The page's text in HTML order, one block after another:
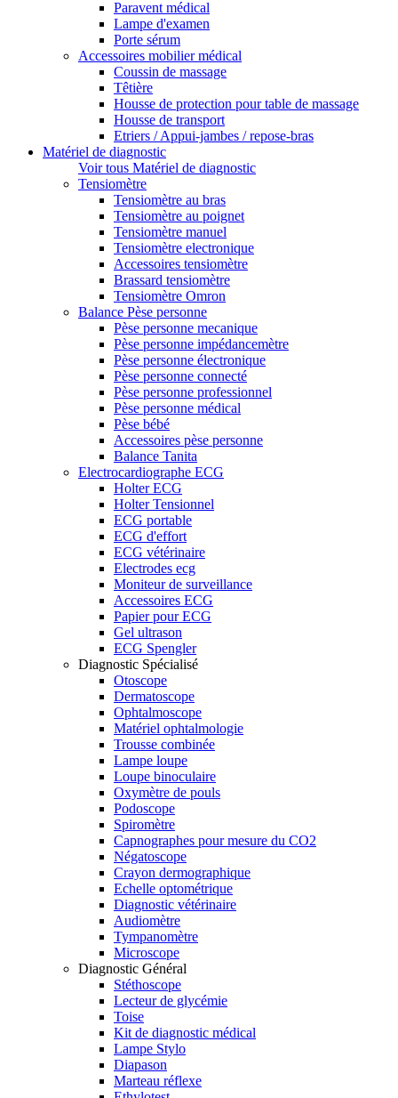
Paravent médical
Lampe d'examen
Porte sérum
Accessoires mobilier médical
Coussin de massage
Têtière
Housse de protection pour table de massage
Housse de transport
Etriers / Appui-jambes / repose-bras
Matériel de diagnostic
Voir tous Matériel de diagnostic
Tensiomètre
Tensiomètre au bras
Tensiomètre au poignet
Tensiomètre manuel
Tensiomètre electronique
Accessoires tensiomètre
Brassard tensiomètre
Tensiomètre Omron
Balance Pèse personne
Pèse personne mecanique
Pèse personne impédancemètre
Pèse personne électronique
Pèse personne connecté
Pèse personne professionnel
Pèse personne médical
Pèse bébé
Accessoires pèse personne
Balance Tanita
Electrocardiographe ECG
Holter ECG
Holter Tensionnel
ECG portable
ECG d'effort
ECG vétérinaire
Electrodes ecg
Moniteur de surveillance
Accessoires ECG
Papier pour ECG
Gel ultrason
ECG Spengler
Diagnostic Spécialisé
Otoscope
Dermatoscope
Ophtalmoscope
Matériel ophtalmologie
Trousse combinée
Lampe loupe
Loupe binoculaire
Oxymètre de pouls
Podoscope
Spiromètre
Capnographes pour mesure du CO2
Négatoscope
Crayon dermographique
Echelle optométrique
Diagnostic vétérinaire
Audiomètre
Tympanomètre
Microscope
Diagnostic Général
Stéthoscope
Lecteur de glycémie
Toise
Kit de diagnostic médical
Lampe Stylo
Diapason
Marteau réflexe